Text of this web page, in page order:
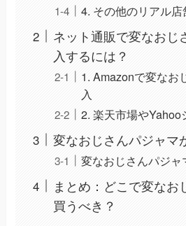
4. その他のリアル
ネット通販で変なおじ
入するには？
1. Amazonで変なお
入
2. 楽天市場やYahoo
変なおじさんパジャマ
変なおじさんパジャ
まとめ：どこで変なお
買うべき？